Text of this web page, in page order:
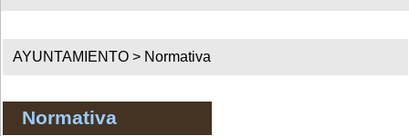
AYUNTAMIENTO > Normativa
Normativa